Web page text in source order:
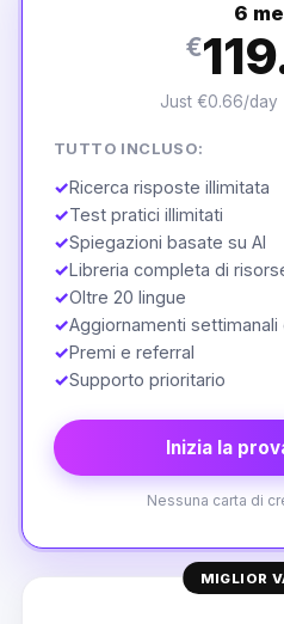
6
€
Just €0.66/day
TUTTO INCLUSO:
✓Ricerca risposte illimitata
✓Test pratici illimitati
✓Spiegazioni basate su AI
✓Libreria completa di
✓Oltre 20 lingue
✓Aggiornamenti
✓Premi e referral
✓Supporto prioritario
Inizia la
Nessuna carta di
MIGLIOR